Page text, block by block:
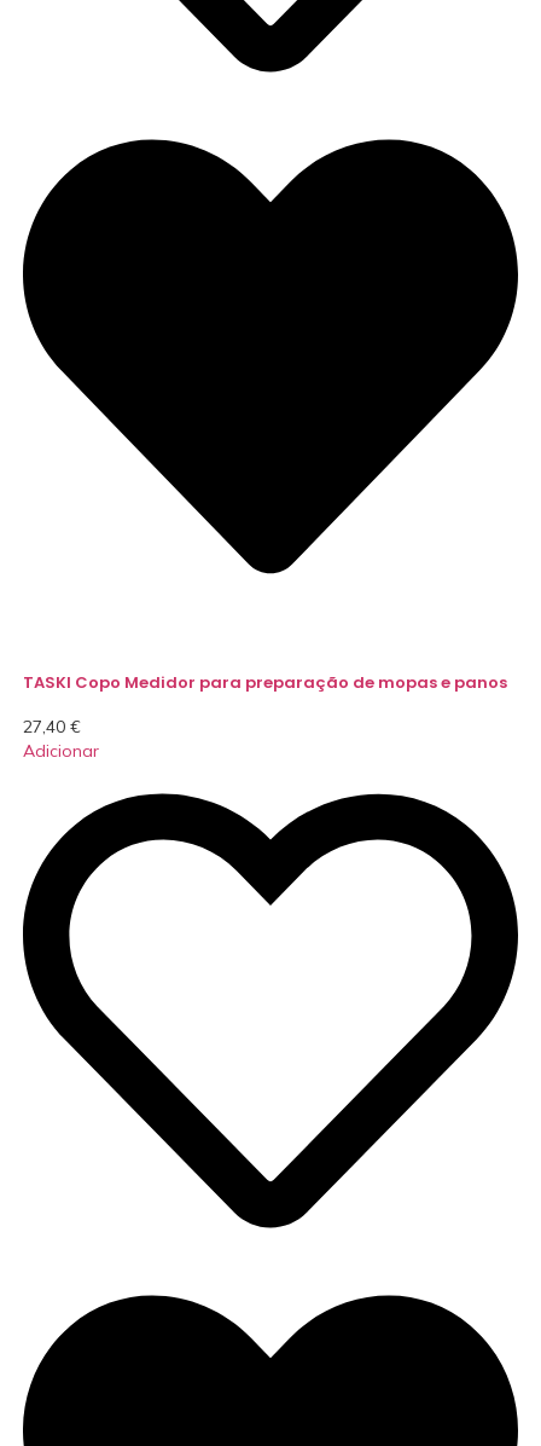
TASKI Copo Medidor para preparação de mopas e panos
27,40 €
Adicionar